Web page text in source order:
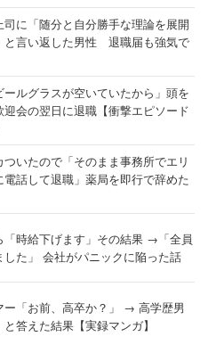
に「随分と自分勝手な理論を展開
と言い返した男性 退職届も強気で
ールグラスが空いていたから」頭を
会の翌日に退職【衝撃エピソード
いたので「そのまま事務所でエリ
話して退職」薬局を即行で辞めた
「時給下げます」その結果 →「全員
が一気に退職しました」 会社がパニックに陥った話
ー「お前、高卒か？」 → 高学歴男
答えた結果【実録マンガ】